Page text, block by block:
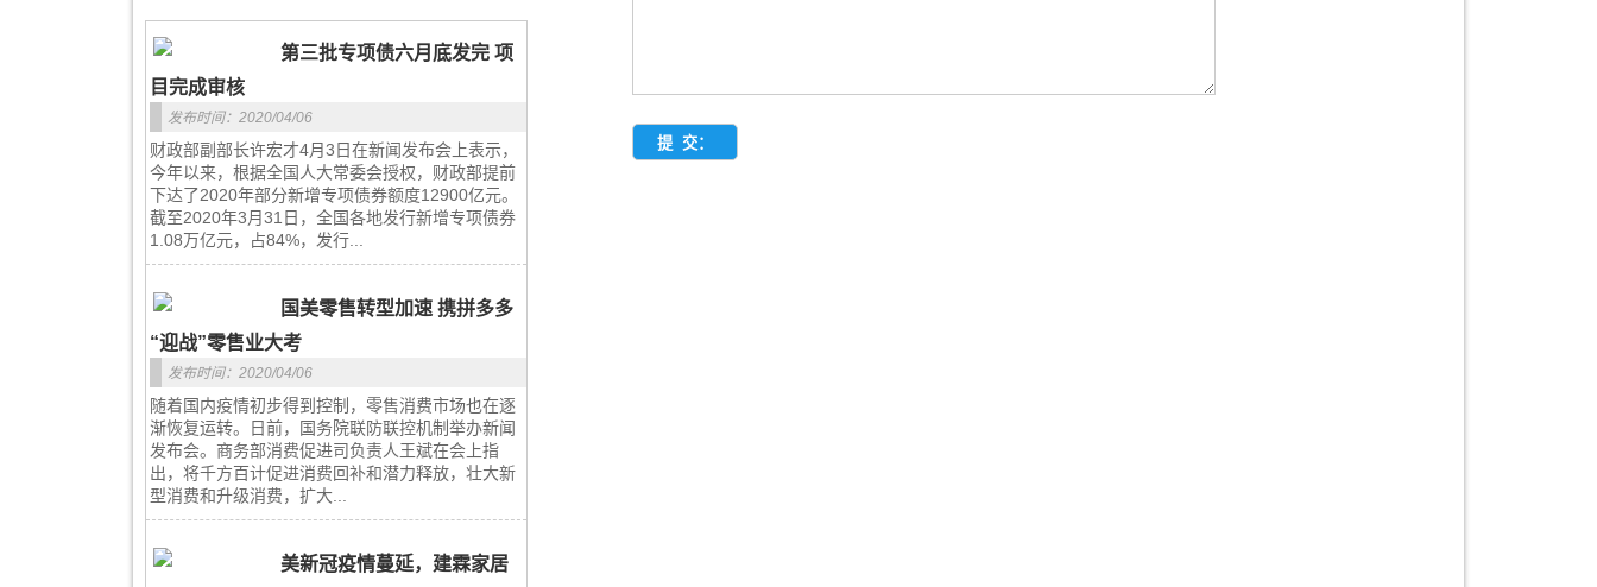
第三批专项债六月底发完 项
目完成审核
发布时间：2020/04/06
财政部副部长许宏才4月3日在新闻发布会上表示，
今年以来，根据全国人大常委会授权，财政部提前
下达了2020年部分新增专项债券额度12900亿元。
截至2020年3月31日，全国各地发行新增专项债券
1.08万亿元，占84%，发行...
国美零售转型加速 携拼多多
“迎战”零售业大考
发布时间：2020/04/06
随着国内疫情初步得到控制，零售消费市场也在逐
渐恢复运转。日前，国务院联防联控机制举办新闻
发布会。商务部消费促进司负责人王斌在会上指
出，将千方百计促进消费回补和潜力释放，壮大新
型消费和升级消费，扩大...
美新冠疫情蔓延，建霖家居